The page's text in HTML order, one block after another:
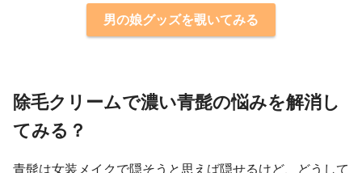
男の娘グッズを覗いてみる
除毛クリームで濃い青髭の悩みを解消し
てみる？
青髭は女装メイクで隠そうと思えば隠せるけど、どうして